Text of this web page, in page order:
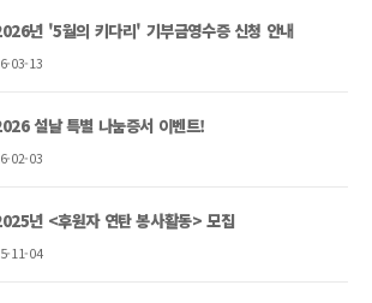
년 '5월의 키다리' 기부금영수증 신청 안내
03-13
설날 특별 나눔증서 이벤트!
02-03
년 <후원자 연탄 봉사활동> 모집
11-04